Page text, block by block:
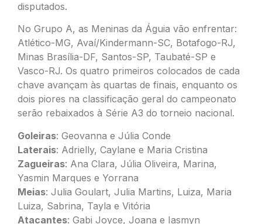
disputados.
No Grupo A, as Meninas da Águia vão enfrentar:
Atlético-MG, Avaí/Kindermann-SC, Botafogo-RJ,
Minas Brasília-DF, Santos-SP, Taubaté-SP e
Vasco-RJ. Os quatro primeiros colocados de cada
chave avançam às quartas de finais, enquanto os
dois piores na classificação geral do campeonato
serão rebaixados à Série A3 do torneio nacional.
Goleiras: Geovanna e Júlia Conde
Laterais: Adrielly, Caylane e Maria Cristina
Zagueiras: Ana Clara, Júlia Oliveira, Marina,
Yasmin Marques e Yorrana
Meias: Julia Goulart, Julia Martins, Luiza, Maria
Luiza, Sabrina, Tayla e Vitória
Atacantes: Gabi Joyce, Joana e Iasmyn